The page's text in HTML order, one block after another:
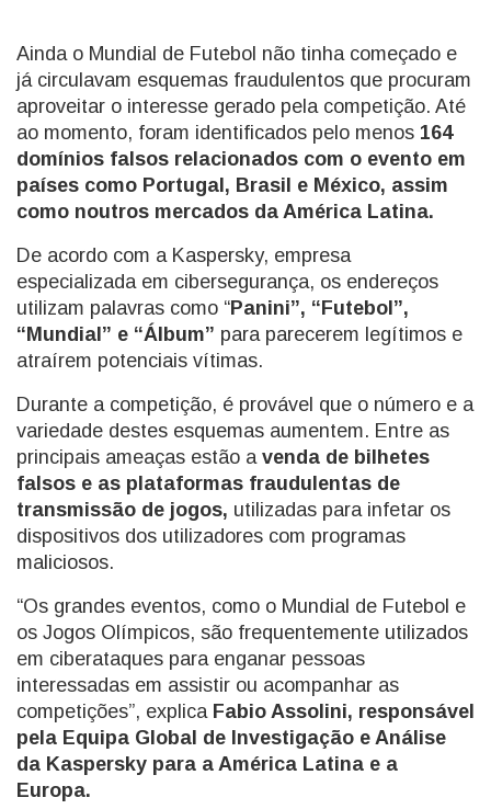
Ainda o Mundial de Futebol não tinha começado e
já circulavam esquemas fraudulentos que procuram
aproveitar o interesse gerado pela competição. Até
ao momento, foram identificados pelo menos 164
domínios falsos relacionados com o evento em
países como Portugal, Brasil e México, assim
como noutros mercados da América Latina.
De acordo com a Kaspersky, empresa
especializada em cibersegurança, os endereços
utilizam palavras como “Panini”, “Futebol”,
“Mundial” e “Álbum” para parecerem legítimos e
atraírem potenciais vítimas.
Durante a competição, é provável que o número e a
variedade destes esquemas aumentem. Entre as
principais ameaças estão a venda de bilhetes
falsos e as plataformas fraudulentas de
transmissão de jogos, utilizadas para infetar os
dispositivos dos utilizadores com programas
maliciosos.
“Os grandes eventos, como o Mundial de Futebol e
os Jogos Olímpicos, são frequentemente utilizados
em ciberataques para enganar pessoas
interessadas em assistir ou acompanhar as
competições”, explica Fabio Assolini, responsável
pela Equipa Global de Investigação e Análise
da Kaspersky para a América Latina e a
Europa.